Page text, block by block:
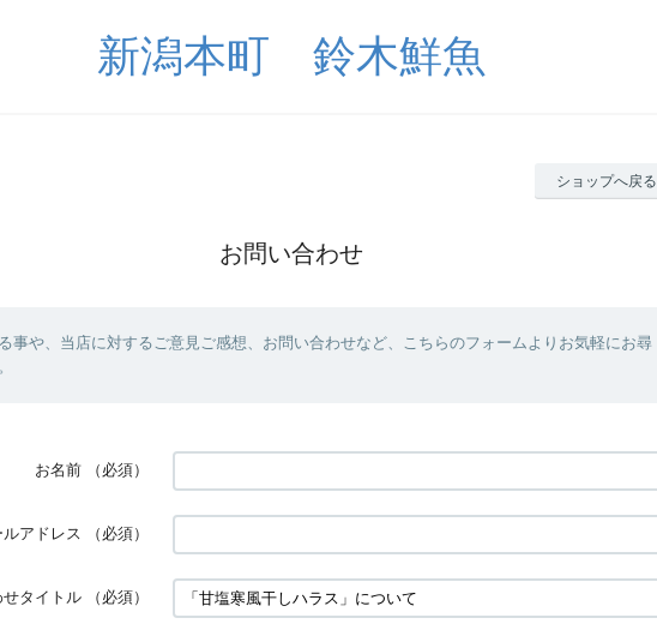
新潟本町 鈴木鮮魚
ショップへ戻る
お問い合わせ
事や、当店に対するご意見ご感想、お問い合わせなど、こちらのフォームよりお気軽にお尋
お名前 （必須）
ルアドレス （必須）
タイトル （必須）